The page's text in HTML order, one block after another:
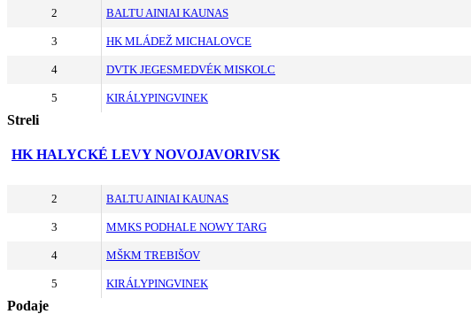
2 BALTU AINIAI KAUNAS
3 HK MLÁDEŽ MICHALOVCE
4 DVTK JEGESMEDVÉK MISKOLC
5 KIRÁLYPINGVINEK
Streli
HK HALYCKÉ LEVY NOVOJAVORIVSK
2 BALTU AINIAI KAUNAS
3 MMKS PODHALE NOWY TARG
4 MŠKM TREBIŠOV
5 KIRÁLYPINGVINEK
Podaje